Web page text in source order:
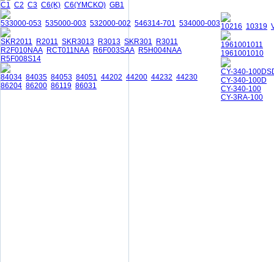
C1 C2 C3 C6(K) C6(YMCKO) GB1
533000-053 535000-003 532000-002 546314-701 534000-003
SKR2011 R2011 SKR3013 R3013 SKR301
R3011
R2F010NAA RCT011NAA R6F003SAA R5H004NAA
R5F008S14
84034 84035 84053 84051 44202 44200 44232 44230
86204 86200 86119 86031
10216 10319
1961001011
1961001010
CY-340-
CY-340-100D
CY-340-100
CY-3RA-100